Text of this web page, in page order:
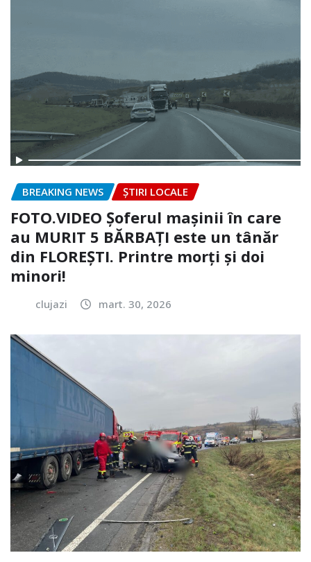
BREAKING NEWS ȘTIRI LOCALE
FOTO.VIDEO Șoferul mașinii în care
au MURIT 5 BĂRBAȚI este un tânăr
din FLOREȘTI. Printre morți și doi
minori!
clujazi mart. 30, 2026